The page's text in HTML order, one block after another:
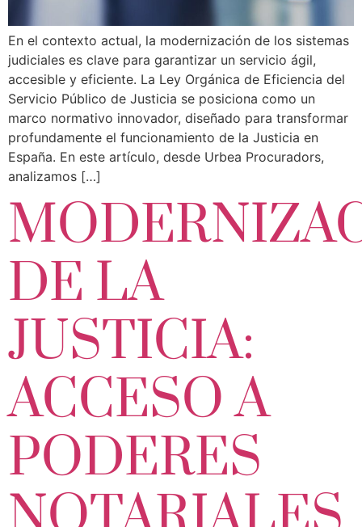
En el contexto actual, la modernización de los sistemas
judiciales es clave para garantizar un servicio ágil,
accesible y eficiente. La Ley Orgánica de Eficiencia del
Servicio Público de Justicia se posiciona como un
marco normativo innovador, diseñado para transformar
profundamente el funcionamiento de la Justicia en
España. En este artículo, desde Urbea Procuradors,
analizamos […]
DE LA
JUSTICIA:
ACCESO A
PODERES